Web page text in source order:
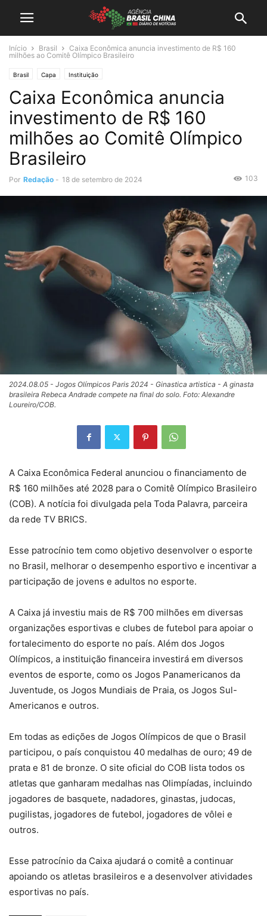
Início Brasil
Caixa Econômica anuncia investimento de R$ 160
milhões ao Comitê Olímpico Brasileiro
Brasil Capa Instituição
Caixa Econômica anuncia
investimento de R$ 160
milhões ao Comitê Olímpico
Brasileiro
Por Redação - 18 de setembro de 2024 103
2024.08.05 - Jogos Olímpicos Paris 2024 - Ginastica artistica - A ginasta
brasileira Rebeca Andrade compete na final do solo. Foto: Alexandre
Loureiro/COB.
A Caixa Econômica Federal anunciou o financiamento de
R$ 160 milhões até 2028 para o Comitê Olímpico Brasileiro
(COB). A notícia foi divulgada pela Toda Palavra, parceira
da rede TV BRICS.
Esse patrocínio tem como objetivo desenvolver o esporte
no Brasil, melhorar o desempenho esportivo e incentivar a
participação de jovens e adultos no esporte.
A Caixa já investiu mais de R$ 700 milhões em diversas
organizações esportivas e clubes de futebol para apoiar o
fortalecimento do esporte no país. Além dos Jogos
Olímpicos, a instituição financeira investirá em diversos
eventos de esporte, como os Jogos Panamericanos da
Juventude, os Jogos Mundiais de Praia, os Jogos Sul-
Americanos e outros.
Em todas as edições de Jogos Olímpicos de que o Brasil
participou, o país conquistou 40 medalhas de ouro; 49 de
prata e 81 de bronze. O site oficial do COB lista todos os
atletas que ganharam medalhas nas Olimpíadas, incluindo
jogadores de basquete, nadadores, ginastas, judocas,
pugilistas, jogadores de futebol, jogadores de vôlei e
outros.
Esse patrocínio da Caixa ajudará o comitê a continuar
apoiando os atletas brasileiros e a desenvolver atividades
esportivas no país.